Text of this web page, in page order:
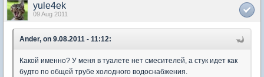
yule4ek
09 Aug 2011
Ander, on 9.08.2011 - 11:12:
Какой именно? У меня в туалете нет смесителей, а стук идет как
будто по общей трубе холодного водоснабжения.